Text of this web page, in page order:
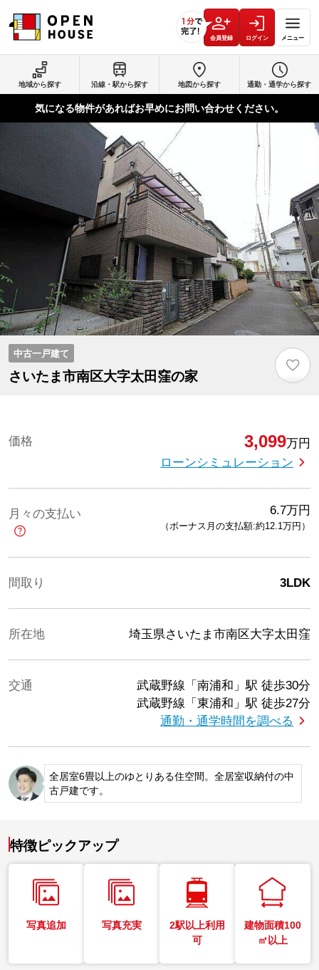
会員登録 ログイン メニュー
地域から探す 沿線・駅から探す 地図から探す 通勤・通学から探す
気になる物件があればお早めにお問い合わせください。
中古一戸建て
さいたま市南区大字太田窪の家
♡
価格 3,099万円
ローンシミュレーション
月々の支払い 6.7万円
（ボーナス月の支払額:約12.1 万円 ）
間取り 3LDK
所在地 埼玉県さいたま市南区大字太田窪
交通 武蔵野線「南浦和」駅 徒歩30分
武蔵野線「東浦和」駅 徒歩27分
通勤・通学時間を調べる
全居室6畳以上のゆとりある住空間。全居室収納付の中
古戸建です。
特徴ピックアップ
写真追加 写真充実
2駅以上利用
可
建物面積100
㎡以上